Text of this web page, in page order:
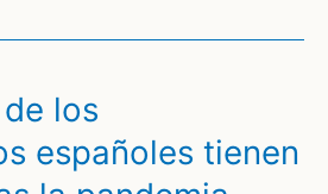
los
españoles tienen